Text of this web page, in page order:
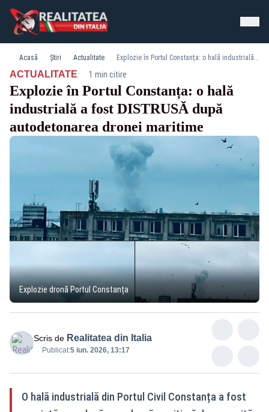
Acasă Știri Actualitate Explozie în Portul Constanța: o hală industrială a fost DISTRUSĂ după autodetonarea dronei maritime
ACTUALITATE· 1 min citire
Explozie în Portul Constanța: o hală
industrială a fost DISTRUSĂ după
autodetonarea dronei maritime
Explozie dronă Portul Constanța
Scris de Realitatea din Italia
Publicat:5 iun. 2026, 13:17
O hală industrială din Portul Civil Constanța a fost